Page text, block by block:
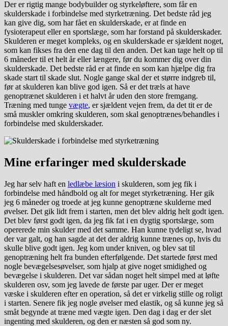
Der er rigtig mange bodybuilder og styrkeløftere, som får en
skulderskade i forbindelse med styrketræning. Det bedste råd jeg
kan give dig, som har fået en skulderskade, er at finde en
fysioterapeut eller en sportslæge, som har forstand på skulderskader.
Skulderen er meget kompleks, og en skulderskade er sjældent noget,
som kan fikses fra den ene dag til den anden. Det kan tage helt op til
6 måneder til et helt år eller længere, før du kommer dig over din
skulderskade. Det bedste råd er at finde en som kan hjælpe dig fra
skade start til skade slut. Nogle gange skal der et større indgreb til,
før at skulderen kan blive god igen. Så er det træls at have
genoptrænet skulderen i et halvt år uden den store fremgang.
Træning med tunge vægte, er sjældent vejen frem, da det tit er de
små muskler omkring skulderen, som skal genoptrænes/behandles i
forbindelse med skulderskader.
Mine erfaringer med skulderskade
Jeg har selv haft en ledlæbe læsion i skulderen, som jeg fik i
forbindelse med håndbold og alt for meget styrketræning. Her gik
jeg 6 måneder og troede at jeg kunne genoptræne skulderne med
øvelser. Det gik lidt frem i starten, men det blev aldrig helt godt igen.
Det blev først godt igen, da jeg fik fat i en dygtig sportslæge, som
opererede min skulder med det samme. Han kunne tydeligt se, hvad
der var galt, og han sagde at det der aldrig kunne trænes op, hvis du
skulle blive godt igen. Jeg kom under kniven, og blev sat til
genoptræning helt fra bunden efterfølgende. Det startede først med
nogle bevægelsesøvelser, som hjalp at give noget smidighed og
bevægelse i skulderen. Det var sådan noget helt simpel med at løfte
skulderen osv, som jeg lavede de første par uger. Der er meget
væske i skulderen efter en operation, så det er virkelig stille og roligt
i starten. Senere fik jeg nogle øvelser med elastik, og så kunne jeg så
småt begynde at træne med vægte igen. Den dag i dag er der slet
ingenting med skulderen, og den er næsten så god som ny.